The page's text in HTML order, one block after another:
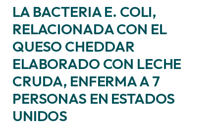
LA BACTERIA E. COLI,
RELACIONADA CON EL
QUESO CHEDDAR
ELABORADO CON LECHE
CRUDA, ENFERMA A 7
PERSONAS EN ESTADOS
UNIDOS